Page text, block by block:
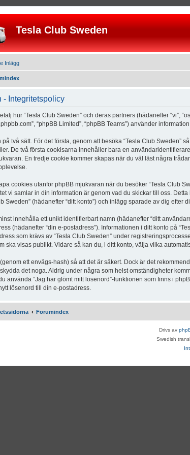
Tesla Club Sweden
Inlägg
- Integritetspolicy
hur “Tesla Club Sweden” och deras partners (hädanefter “vi”,
“phpBB Limited”, “phpBB Teams”) använder
två sätt. För det första, genom att besöka “Tesla Club
De två första cookisarna innehåller bara en
En tredje cookie kommer skapas när du väl läst några
cookies utanför phpBB mjukvaran när du besöker “Tesla Club
vi samlar in din information är genom vad du skickar till oss.
Sweden” (hädanefter “ditt konto”) och inlägg sparade av dig
innehålla ett unikt identifierbart namn (hädanefter “ditt
(hädanefter “din e-postadress”). Informationen i ditt konto på
som krävs av “Tesla Club Sweden” under
ska visas publikt. Vidare så kan du, i ditt konto, välja vilka
ett envägs-hash) så att det är säkert. Dock är det
det noga. Aldrig under några som helst omständigheter
använda “Jag har glömt mitt lösenord”-funktionen som finns i
lösenord till din e-postadress.
Forumindex
Drivs av
Swedish